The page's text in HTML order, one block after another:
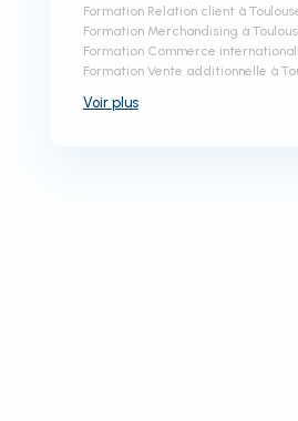
Formation Relation client à
Formation Merchandising à
Formation Commerce international
Formation Vente additionnelle à
Voir plus